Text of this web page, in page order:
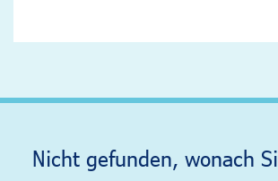
Nicht gefunden, wonach